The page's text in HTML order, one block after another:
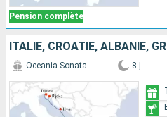
Pension complète
ITALIE, CROATIE, ALBANIE,
Oceania Sonata 8 j